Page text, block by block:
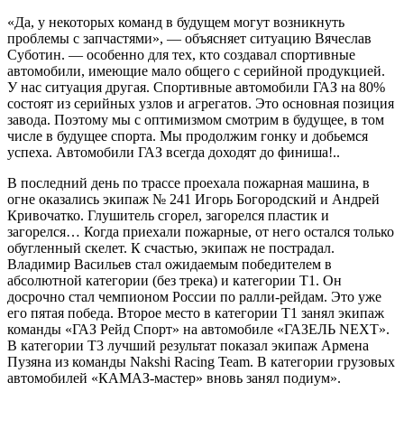
«Да, у некоторых команд в будущем могут возникнуть
проблемы с запчастями», — объясняет ситуацию Вячеслав
Суботин. — особенно для тех, кто создавал спортивные
автомобили, имеющие мало общего с серийной продукцией.
У нас ситуация другая. Спортивные автомобили ГАЗ на 80%
состоят из серийных узлов и агрегатов. Это основная позиция
завода. Поэтому мы с оптимизмом смотрим в будущее, в том
числе в будущее спорта. Мы продолжим гонку и добьемся
успеха. Автомобили ГАЗ всегда доходят до финиша!..
В последний день по трассе проехала пожарная машина, в
огне оказались экипаж № 241 Игорь Богородский и Андрей
Кривочатко. Глушитель сгорел, загорелся пластик и
загорелся… Когда приехали пожарные, от него остался только
обугленный скелет. К счастью, экипаж не пострадал.
Владимир Васильев стал ожидаемым победителем в
абсолютной категории (без трека) и категории Т1. Он
досрочно стал чемпионом России по ралли-рейдам. Это уже
его пятая победа. Второе место в категории Т1 занял экипаж
команды «ГАЗ Рейд Спорт» на автомобиле «ГАЗЕЛЬ NEXT».
В категории Т3 лучший результат показал экипаж Армена
Пузяна из команды Nakshi Racing Team. В категории грузовых
автомобилей «КАМАЗ-мастер» вновь занял подиум».